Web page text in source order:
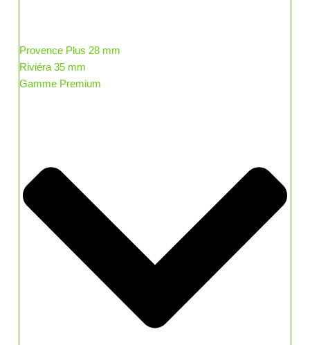
Provence Plus 28 mm
Riviéra 35 mm
Gamme Premium